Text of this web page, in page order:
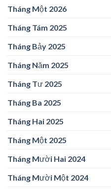
Tháng Một 2026
Tháng Tám 2025
Tháng Bảy 2025
Tháng Năm 2025
Tháng Tư 2025
Tháng Ba 2025
Tháng Hai 2025
Tháng Một 2025
Tháng Mười Hai 2024
Tháng Mười Một 2024